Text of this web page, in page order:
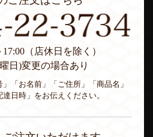
（店休日を除く）
日)変更の場合あり
「お名前」「ご住所」「商品名」
達日時」をお伝えください。